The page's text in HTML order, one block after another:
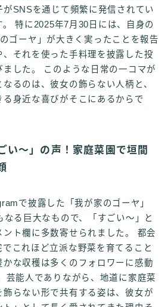
がSNSを通じて頻繁に発信されてい
特に2025年7月30日には、自身の
ゴーヤ」が大きく実ったことを報告
、それを使った手料理を披露した投
した。 このような日常の一コマが
るのは、彼女の飾らない人柄と、
身近な喜びがそこにあるからで
い～」の声！家庭菜園で垣間
で披露した「我が家のゴーヤ」
なる巨大なもので、「すごい～」と
ント欄に多数寄せられました。 都会
これほど立派な野菜を育てること
かな収穫は多くのフォロワーに感動
芸能人でありながら、地道に家庭菜
飾らない形で共有する姿は、彼女が